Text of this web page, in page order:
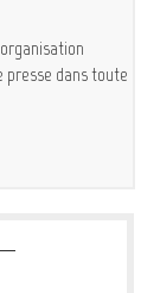
presse dans toute